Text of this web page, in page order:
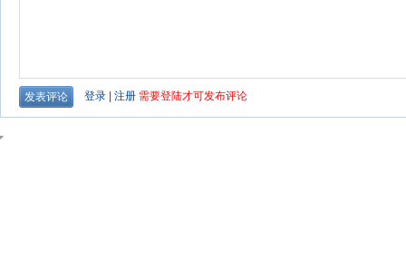
登录 注册 需要登陆才可发布评论